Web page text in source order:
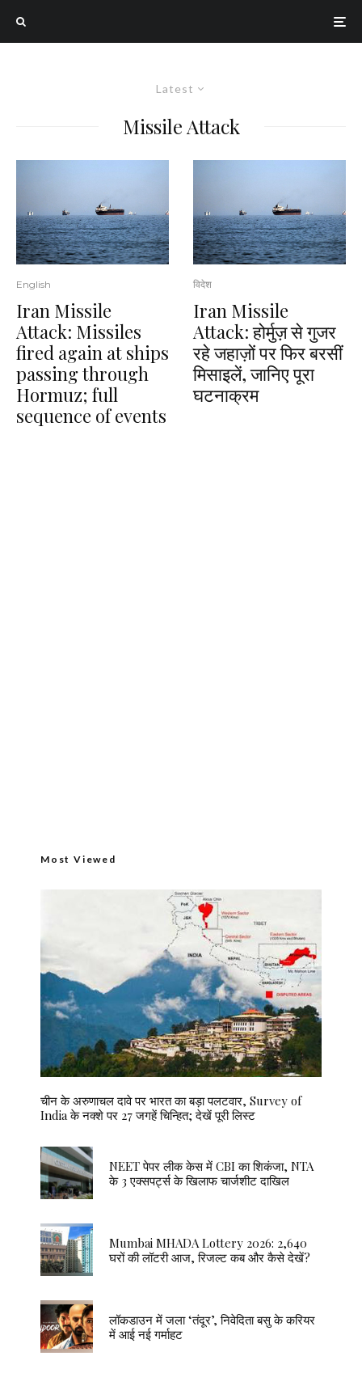
Latest
Missile Attack
English
Iran Missile
Attack: Missiles
fired again at ships
passing through
Hormuz; full
sequence of events
विदेश
Iran Missile
Attack: होर्मुज़ से गुजर
रहे जहाज़ों पर फिर बरसीं
मिसाइलें, जानिए पूरा
घटनाक्रम
Most Viewed
चीन के अरुणाचल दावे पर भारत का बड़ा पलटवार, Survey of
India के नक्शे पर 27 जगहें चिन्हित; देखें पूरी लिस्ट
NEET पेपर लीक केस में CBI का शिकंजा, NTA
के 3 एक्सपर्ट्स के खिलाफ चार्जशीट दाखिल
Mumbai MHADA Lottery 2026: 2,640
घरों की लॉटरी आज, रिजल्ट कब और कैसे देखें?
लॉकडाउन में जला ‘तंदूर’, निवेदिता बसु के करियर
में आई नई गर्माहट